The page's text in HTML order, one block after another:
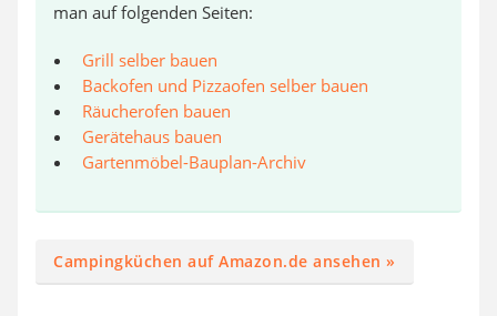
man auf folgenden Seiten:
Grill selber bauen
Backofen und Pizzaofen selber bauen
Räucherofen bauen
Gerätehaus bauen
Gartenmöbel-Bauplan-Archiv
Campingküchen auf Amazon.de ansehen »